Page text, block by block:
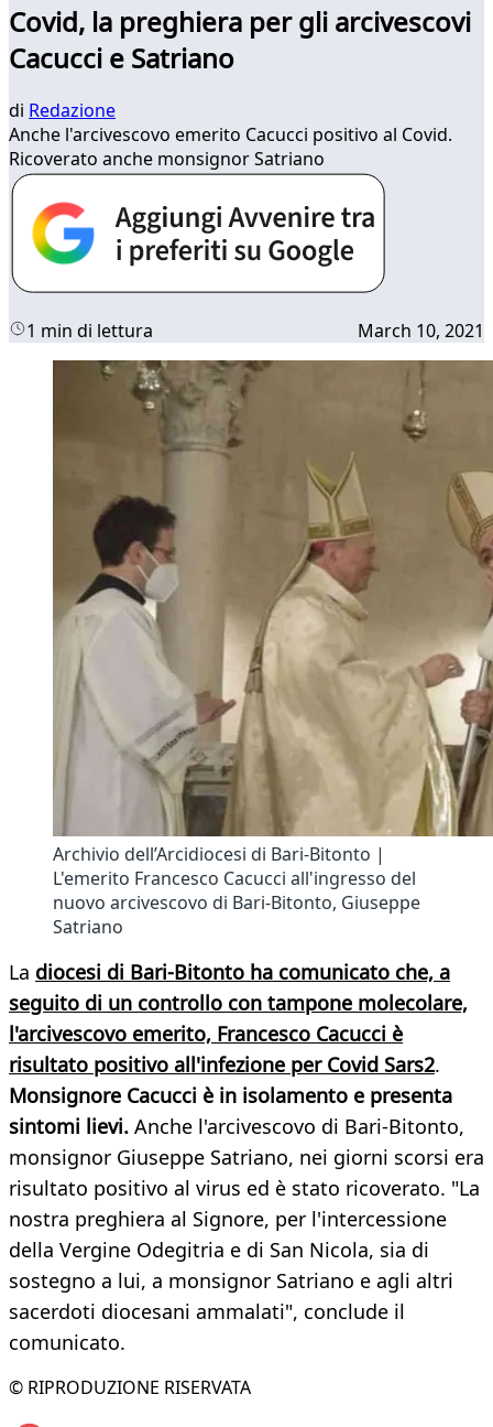
Covid, la preghiera per gli arcivescovi
Cacucci e Satriano
di Redazione
Anche l'arcivescovo emerito Cacucci positivo al Covid.
Ricoverato anche monsignor Satriano
1 min di lettura March 10, 2021
Archivio dell’Arcidiocesi di Bari-Bitonto |
L'emerito Francesco Cacucci all'ingresso del
nuovo arcivescovo di Bari-Bitonto, Giuseppe
Satriano
La diocesi di Bari-Bitonto ha comunicato che, a
seguito di un controllo con tampone molecolare,
l'arcivescovo emerito, Francesco Cacucci è
risultato positivo all'infezione per Covid Sars2.
Monsignore Cacucci è in isolamento e presenta
sintomi lievi. Anche l'arcivescovo di Bari-Bitonto,
monsignor Giuseppe Satriano, nei giorni scorsi era
risultato positivo al virus ed è stato ricoverato. "La
nostra preghiera al Signore, per l'intercessione
della Vergine Odegitria e di San Nicola, sia di
sostegno a lui, a monsignor Satriano e agli altri
sacerdoti diocesani ammalati", conclude il
comunicato.
© RIPRODUZIONE RISERVATA